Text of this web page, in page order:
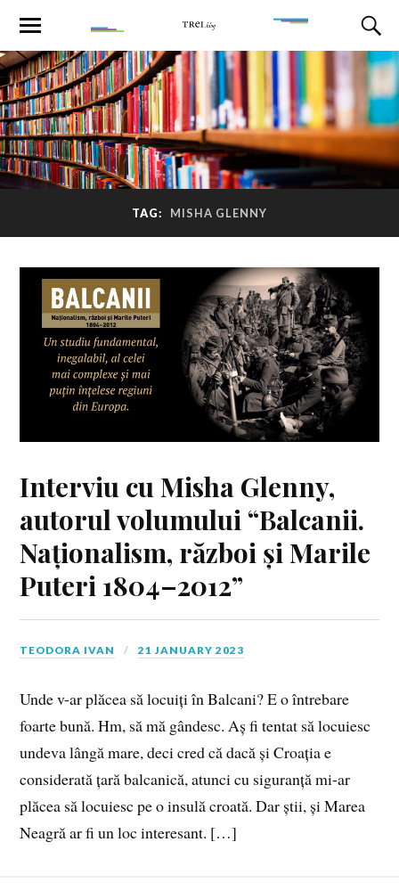
TAG: MISHA GLENNY
Interviu cu Misha Glenny,
autorul volumului “Balcanii.
Naționalism, război și Marile
Puteri 1804–2012”
TEODORA IVAN 21 JANUARY 2023
Unde v-ar plăcea să locuiți în Balcani? E o întrebare
foarte bună. Hm, să mă gândesc. Aș fi tentat să locuiesc
undeva lângă mare, deci cred că dacă și Croația e
considerată țară balcanică, atunci cu siguranță mi-ar
plăcea să locuiesc pe o insulă croată. Dar știi, și Marea
Neagră ar fi un loc interesant. […]